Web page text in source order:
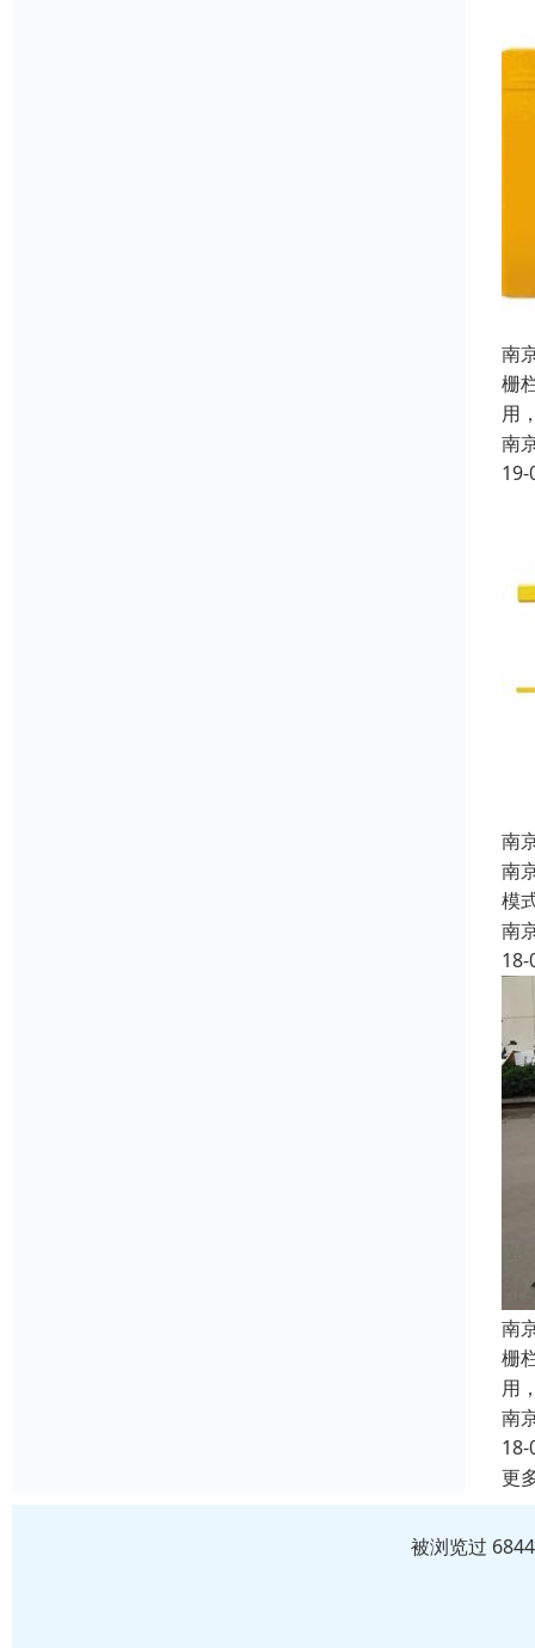
南
栅
用
南
19-
南
南
模
南
18-
南
栅
用
南
18-
更
被浏览过